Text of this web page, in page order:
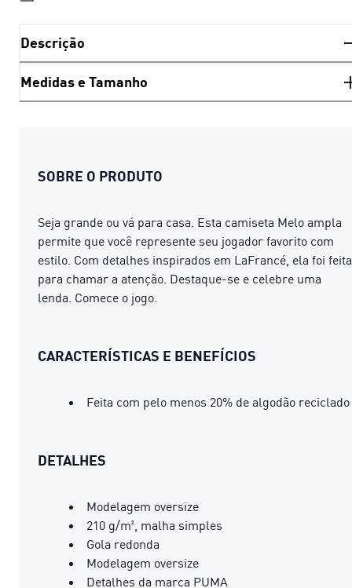
Descrição
Medidas e Tamanho
SOBRE O PRODUTO
Seja grande ou vá para casa. Esta camiseta Melo ampla
permite que você represente seu jogador favorito com
estilo. Com detalhes inspirados em LaFrancé, ela foi feita
para chamar a atenção. Destaque-se e celebre uma
lenda. Comece o jogo.
CARACTERÍSTICAS E BENEFÍCIOS
Feita com pelo menos 20% de algodão reciclado
DETALHES
Modelagem oversize
210 g/m², malha simples
Gola redonda
Modelagem oversize
Detalhes da marca PUMA